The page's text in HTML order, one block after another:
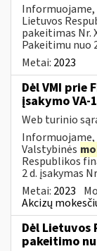
Informuojame,
Lietuvos
pakeitimas Nr.
Pakeitimu nuo
Metai: 2023
Dėl VMI prie
įsakymo
Web turinio
Informuojame,
Valstybinės
Respublikos
2 d. įsakymas
Metai: 2023
Akcizų
Dėl
pakeitimo